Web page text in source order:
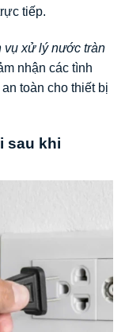
tiếp.
vụ xử lý nước tràn
nhận các tình
toàn cho thiết bị
sau khi